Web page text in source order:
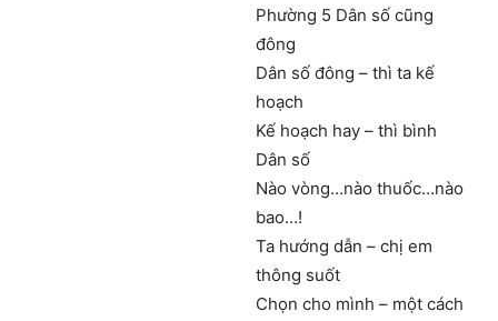
Phường 5 Dân số cũng
đông
Dân số đông – thì ta kế
hoạch
Kế hoạch hay – thì bình
Dân số
Nào vòng…nào thuốc…nào
bao…!
Ta hướng dẫn – chị em
thông suốt
Chọn cho mình – một cách